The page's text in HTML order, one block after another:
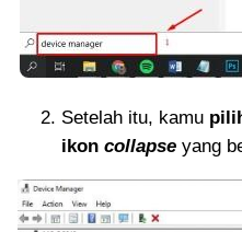
Setelah itu, kamu
ikon collapse yang